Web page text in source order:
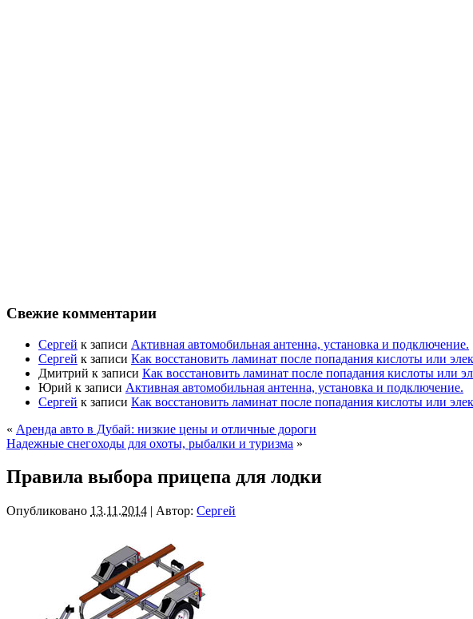
Свежие комментарии
Сергей к записи Активная автомобильная антенна, установка и подключение.
Сергей к записи Как восстановить ламинат после попадания кислоты или
Дмитрий к записи Как восстановить ламинат после попадания кислоты или
Юрий к записи Активная автомобильная антенна, установка и подключение.
Сергей к записи Как восстановить ламинат после попадания кислоты или
« Аренда авто в Дубай: низкие цены и отличные дороги
Надежные снегоходы для охоты, рыбалки и туризма »
Правила выбора прицепа для лодки
Опубликовано 13.11.2014 | Автор: Сергей